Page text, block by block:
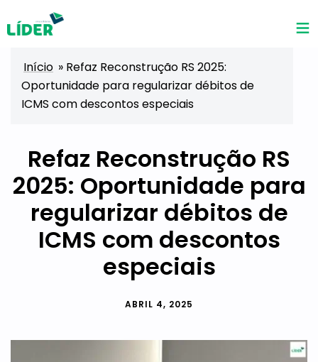
Início » Refaz Reconstrução RS 2025:
Oportunidade para regularizar débitos de
ICMS com descontos especiais
Refaz Reconstrução RS
2025: Oportunidade para
regularizar débitos de
ICMS com descontos
especiais
ABRIL 4, 2025